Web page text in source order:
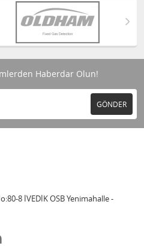
Haberdar Olun!
GÖNDER
8 İVEDİK OSB Yenimahalle -